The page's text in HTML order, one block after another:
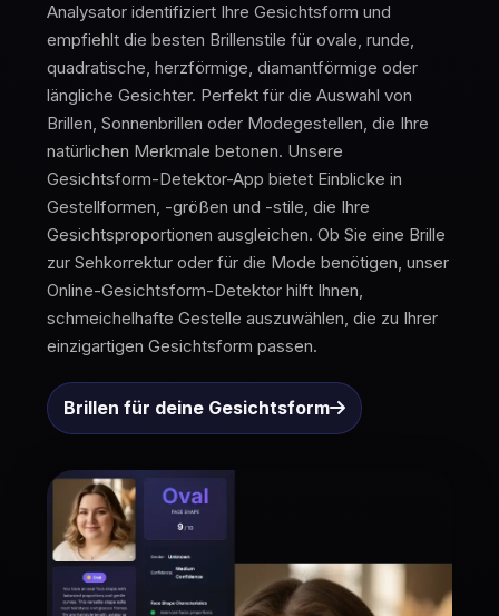
Analysator identifiziert Ihre Gesichtsform und
empfiehlt die besten Brillenstile für ovale, runde,
quadratische, herzförmige, diamantförmige oder
längliche Gesichter. Perfekt für die Auswahl von
Brillen, Sonnenbrillen oder Modegestellen, die Ihre
natürlichen Merkmale betonen. Unsere
Gesichtsform-Detektor-App bietet Einblicke in
Gestellformen, -größen und -stile, die Ihre
Gesichtsproportionen ausgleichen. Ob Sie eine Brille
zur Sehkorrektur oder für die Mode benötigen, unser
Online-Gesichtsform-Detektor hilft Ihnen,
schmeichelhafte Gestelle auszuwählen, die zu Ihrer
einzigartigen Gesichtsform passen.
Brillen für deine Gesichtsform